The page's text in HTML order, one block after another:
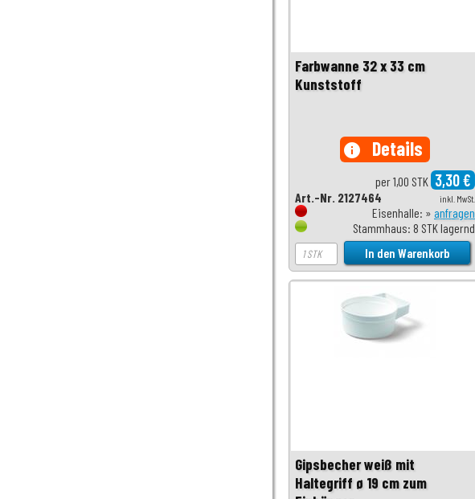
Farbwanne 32 x 33 cm
Kunststoff
info Details
per 1,00 STK 3,30 €
inkl. MwSt.
Art.-Nr. 2127464
Eisenhalle: » anfragen
Stammhaus: 8 STK lagernd
Gipsbecher weiß mit
Haltegriff ø 19 cm zum